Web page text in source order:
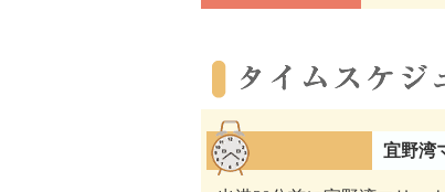
宜野湾